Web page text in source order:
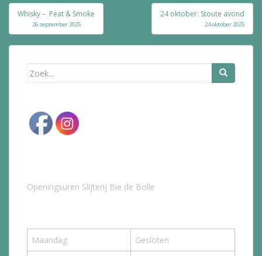
Bericht
navigatie
Whisky – Peat & Smoke
26 september 2025
24 oktober: Stoute avond
24 oktober 2025
Zoek
Openingsuren Slijterij Bie de Bolle
Maandag
Gesloten